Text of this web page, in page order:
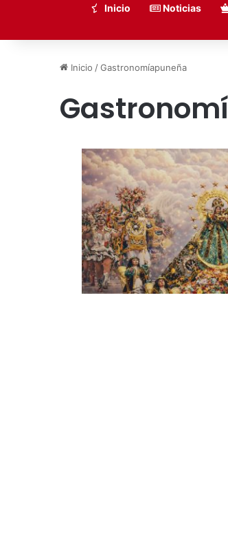
Inicio Noticias
Inicio /Gastronomíapuneña